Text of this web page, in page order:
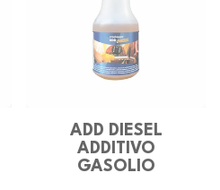
ADD DIESEL
ADDITIVO
GASOLIO